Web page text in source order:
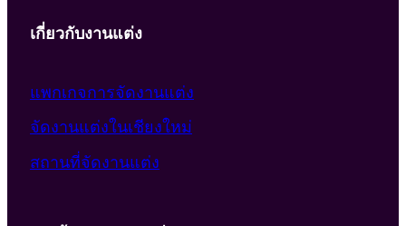
เกี่ยวกับงานแต่ง
แพกเกจการจัดงานแต่ง
จัดงานแต่งในเชียงใหม่
สถานที่จัดงานแต่ง